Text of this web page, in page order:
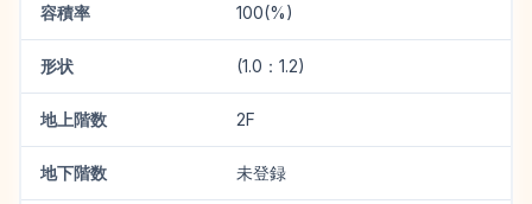
容積率 100(%)
形状 (1.0：1.2)
地上階数 2F
地下階数 未登録